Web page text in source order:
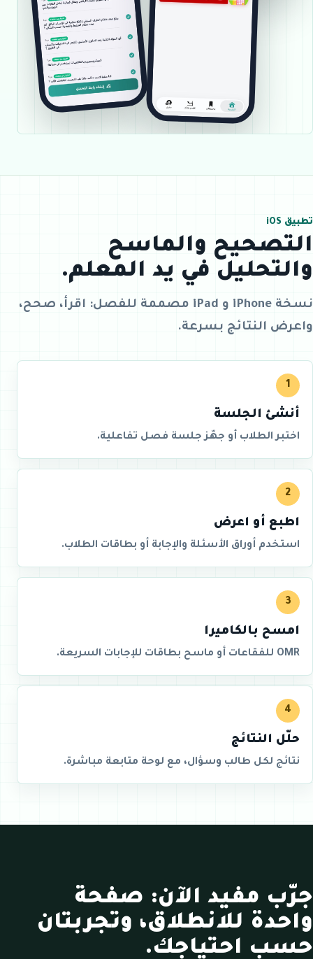
تطبيق iOS
التصحيح والماسح
والتحليل في يد المعلم.
نسخة iPhone و iPad مصممة للفصل: اقرأ، صحح،
واعرض النتائج بسرعة.
1
أنشئ الجلسة
اختبر الطلاب أو جهّز جلسة فصل تفاعلية.
2
اطبع أو اعرض
استخدم أوراق الأسئلة والإجابة أو بطاقات الطلاب.
3
امسح بالكاميرا
OMR للفقاعات أو ماسح بطاقات للإجابات السريعة.
4
حلّل النتائج
نتائج لكل طالب وسؤال، مع لوحة متابعة مباشرة.
جرّب مفيد الآن: صفحة
واحدة للانطلاق، وتجربتان
حسب احتياجك.